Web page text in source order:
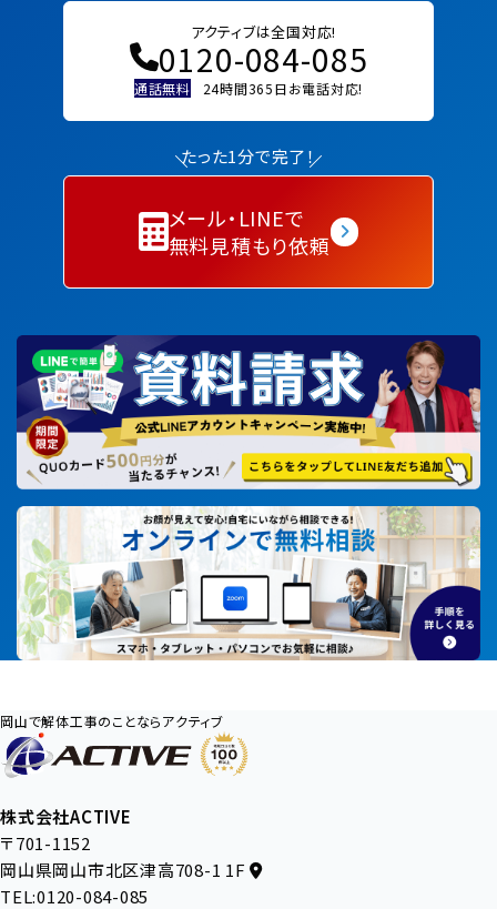
アクティブは全国対応!
0120-084-085
通話無料 24時間365日お電話対応!
たった1分で完了！
メール・LINEで
無料見積もり依頼
岡山で解体工事のことならアクティブ
株式会社ACTIVE
〒701-1152
岡山県岡山市北区津高708-1 1F
TEL:0120-084-085